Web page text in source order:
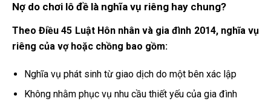
Nợ do chơi lô đề là nghĩa vụ riêng hay chung?
Theo Điều 45 Luật Hôn nhân và gia đình 2014, nghĩa vụ
riêng của vợ hoặc chồng bao gồm:
Nghĩa vụ phát sinh từ giao dịch do một bên xác lập
Không nhằm phục vụ nhu cầu thiết yếu của gia đình